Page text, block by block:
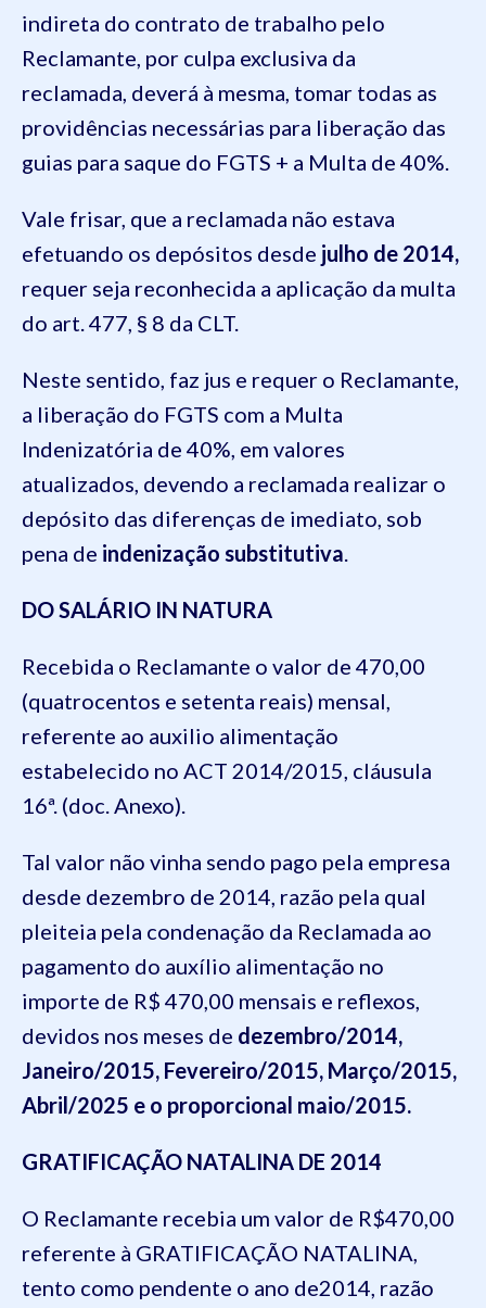
indireta do contrato de trabalho pelo
Reclamante, por culpa exclusiva da
reclamada, deverá à mesma, tomar todas as
providências necessárias para liberação das
guias para saque do FGTS + a Multa de 40%.
Vale frisar, que a reclamada não estava
efetuando os depósitos desde julho de 2014,
requer seja reconhecida a aplicação da multa
do art. 477, § 8 da CLT.
Neste sentido, faz jus e requer o Reclamante,
a liberação do FGTS com a Multa
Indenizatória de 40%, em valores
atualizados, devendo a reclamada realizar o
depósito das diferenças de imediato, sob
pena de indenização substitutiva.
DO SALÁRIO IN NATURA
Recebida o Reclamante o valor de 470,00
(quatrocentos e setenta reais) mensal,
referente ao auxilio alimentação
estabelecido no ACT 2014/2015, cláusula
16ª. (doc. Anexo).
Tal valor não vinha sendo pago pela empresa
desde dezembro de 2014, razão pela qual
pleiteia pela condenação da Reclamada ao
pagamento do auxílio alimentação no
importe de R$ 470,00 mensais e reflexos,
devidos nos meses de dezembro/2014,
Janeiro/2015, Fevereiro/2015, Março/2015,
Abril/2025 e o proporcional maio/2015.
GRATIFICAÇÃO NATALINA DE 2014
O Reclamante recebia um valor de R$470,00
referente à GRATIFICAÇÃO NATALINA,
tento como pendente o ano de2014, razão